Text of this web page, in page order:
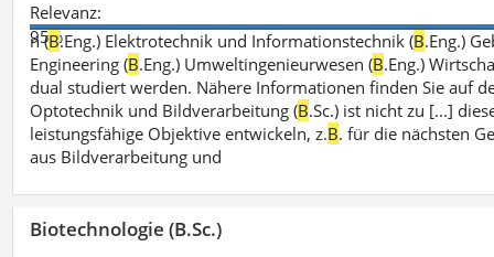
Relevanz:
95%
n (B.Eng.) Elektrotechnik und Informationstechnik (B.Eng.)
Engineering (B.Eng.) Umweltingenieurwesen (B.Eng.)
dual studiert werden. Nähere Informationen finden Sie auf
Optotechnik und Bildverarbeitung (B.Sc.) ist nicht zu [...]
leistungsfähige Objektive entwickeln, z.B. für die nächsten
aus Bildverarbeitung und
Biotechnologie (B.Sc.)